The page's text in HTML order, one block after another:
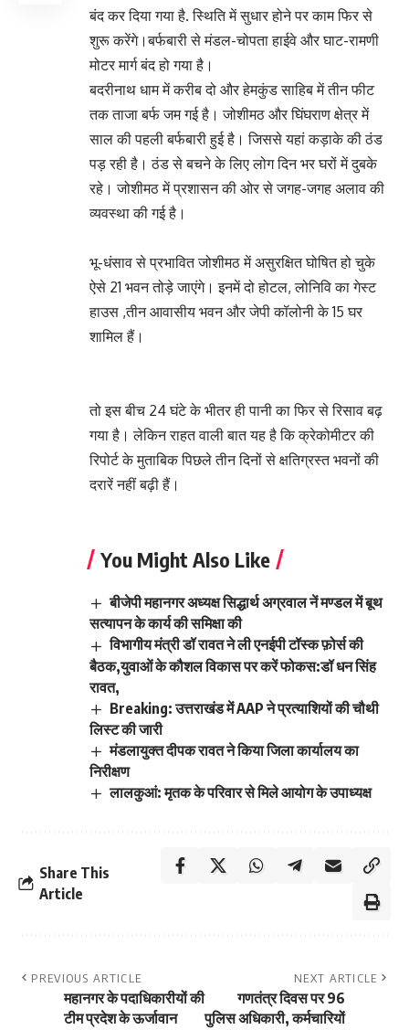
बंद कर दिया गया है. स्थिति में सुधार होने पर काम फिर से
शुरू करेंगे।बर्फबारी से मंडल-चोपता हाईवे और घाट-रामणी
मोटर मार्ग बंद हो गया है।
बदरीनाथ धाम में करीब दो और हेमकुंड साहिब में तीन फीट
तक ताजा बर्फ जम गई है। जोशीमठ और घिंघराण क्षेत्र में
साल की पहली बर्फबारी हुई है। जिससे यहां कड़ाके की ठंड
पड़ रही है। ठंड से बचने के लिए लोग दिन भर घरों में दुबके
रहे। जोशीमठ में प्रशासन की ओर से जगह-जगह अलाव की
व्यवस्था की गई है।
भू-धंसाव से प्रभावित जोशीमठ में असुरक्षित घोषित हो चुके
ऐसे 21 भवन तोड़े जाएंगे। इनमें दो होटल, लोनिवि का गेस्ट
हाउस ,तीन आवासीय भवन और जेपी कॉलोनी के 15 घर
शामिल हैं।
तो इस बीच 24 घंटे के भीतर ही पानी का फिर से रिसाव बढ़
गया है। लेकिन राहत वाली बात यह है कि क्रेकोमीटर की
रिपोर्ट के मुताबिक पिछले तीन दिनों से क्षतिग्रस्त भवनों की
दरारें नहीं बढ़ी हैं।
You Might Also Like
बीजेपी महानगर अध्यक्ष सिद्धार्थ अग्रवाल नें मण्डल में बूथ
सत्यापन के कार्य की समिक्षा की
विभागीय मंत्री डॉ रावत ने ली एनईपी टॉस्क फ़ोर्स की
बैठक,युवाओं के कौशल विकास पर करें फोकस:डॉ धन सिंह
रावत,
Breaking: उत्तराखंड में AAP ने प्रत्याशियों की चौथी
लिस्ट की जारी
मंडलायुक्त दीपक रावत ने किया जिला कार्यालय का
निरीक्षण
लालकुआं: मृतक के परिवार से मिले आयोग के उपाध्यक्ष
Share This
Article
PREVIOUS ARTICLE
महानगर के पदाधिकारीयों की
टीम प्रदेश के ऊर्जावान
NEXT ARTICLE
गणतंत्र दिवस पर 96
पुलिस अधिकारी, कर्मचारियों